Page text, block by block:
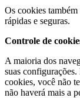
Os cookies também
rápidas e seguras.
Controle de
A maioria dos
suas
cookies, você não
não haverá mais a